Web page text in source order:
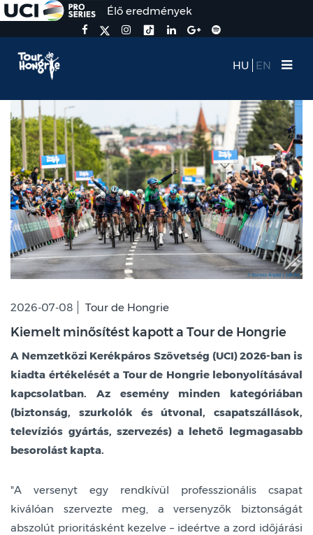
Élő eredmények
HU EN
2026-07-08 Tour de Hongrie
Kiemelt minősítést kapott a Tour de Hongrie
A Nemzetközi Kerékpáros Szövetség (UCI) 2026-ban is
kiadta értékelését a Tour de Hongrie lebonyolításával
kapcsolatban. Az esemény minden kategóriában
(biztonság, szurkolók és útvonal, csapatszállások,
televíziós gyártás, szervezés) a lehető legmagasabb
besorolást kapta.
"A versenyt egy rendkívül professzionális csapat
kiválóan szervezte meg, a versenyzők biztonságát
abszolút prioritásként kezelve – ideértve a zord időjárási